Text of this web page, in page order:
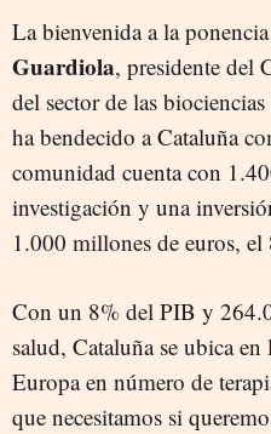
La bienvenida a la
Guardiola, presidente del
del sector de las
ha bendecido a Cataluña
comunidad cuenta con
investigación y una
1.000 millones de euros,
Con un 8% del PIB y
salud, Cataluña se ubica
Europa en número de
que necesitamos si